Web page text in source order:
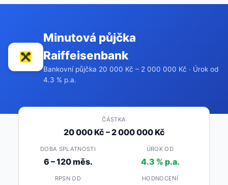
Minutová půjčka
Raiffeisenbank
Bankovní půjčka 20 000 Kč – 2 000 000 Kč · Úrok od
4.3 % p.a.
ČÁSTKA
20 000 Kč – 2 000 000 Kč
DOBA SPLATNOSTI
6 – 120 měs.
ÚROK OD
4.3 % p.a.
RPSN OD HODNOCENÍ